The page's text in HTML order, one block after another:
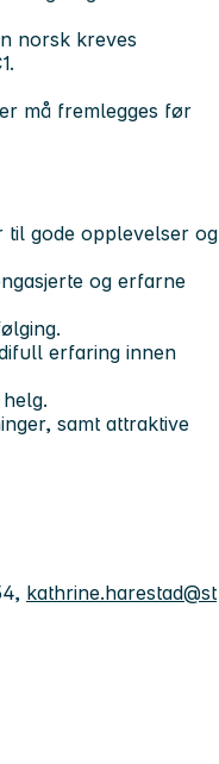
norsk kreves
må fremlegges før
til gode opplevelser og
og erfarne
erfaring innen
samt attraktive
kathrine.harestad@st